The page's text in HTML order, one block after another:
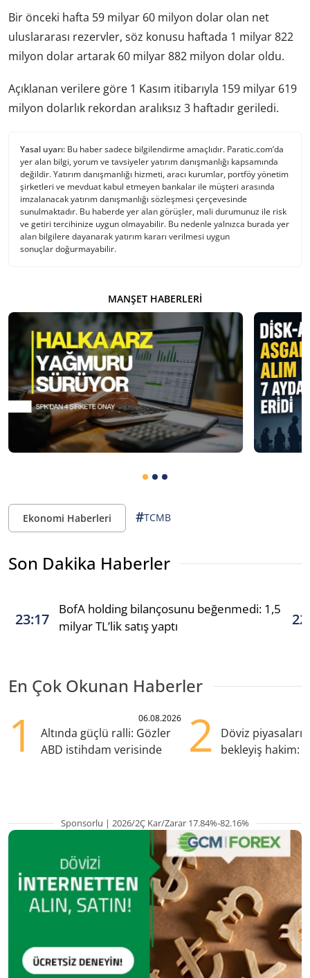
Bir önceki hafta 59 milyar 60 milyon dolar olan net
uluslararası rezervler, söz konusu haftada 1 milyar 822
milyon dolar artarak 60 milyar 882 milyon dolar oldu.
Açıklanan verilere göre 1 Kasım itibarıyla 159 milyar 619
milyon dolarlık rekordan aralıksız 3 haftadır geriledi.
Yasal uyarı: Bu haber sadece bilgilendirme amaçlıdır. Paratic.com’da
yer alan bilgi, yorum ve tavsiyeler yatırım danışmanlığı kapsamında
değildir. Yatırım danışmanlığı hizmeti, aracı kurumlar, portföy yönetim
şirketleri ve mevduat kabul etmeyen bankalar ile müşteri arasında
imzalanacak yatırım danışmanlığı sözleşmesi çerçevesinde
sunulmaktadır. Bu haberde yer alan görüşler, mali durumunuz ile risk
ve getiri tercihinize uygun olmayabilir. Bu nedenle yalnızca burada yer
alan bilgilere dayanarak yatırım kararı verilmesi uygun
sonuçlar doğurmayabilir.
MANŞET HABERLERI
Ekonomi Haberleri #TCMB
Son Dakika Haberler
23:17
BofA holding bilançosunu beğenmedi: 1,5
milyar TL’lik satış yaptı
En Çok Okunan Haberler
1 06.08.2026
Altında güçlü ralli: Gözler
ABD istihdam verisinde
2
Döviz
bekleyiş hakim:
Sponsorlu | 2026/2Ç Kar/Zarar 17.84%-82.16%